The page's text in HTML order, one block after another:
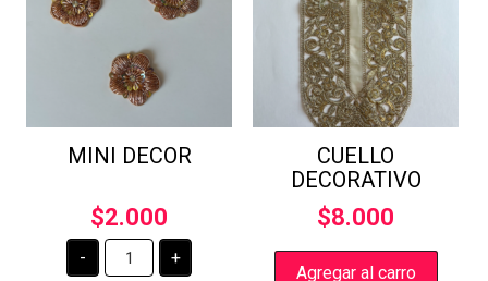
MINI DECOR
$2.000
-
MINI
DECOR
+
CUELLO
DECORATIVO
$8.000
Agregar al carro